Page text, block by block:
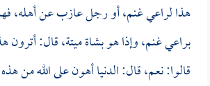
هذا لراعي غنم، أو رجل عازب عن أهله،
براعي غنم، وإذا هو بشاة ميتة، قال: أترون
قالوا: نعم، قال: الدنيا أهون على الله من